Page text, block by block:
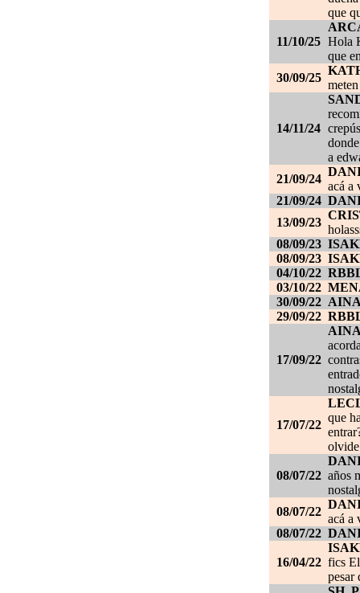
que
11/10/25 Hola
que
30/09/25
14/11/24
a
21/09/24
acá a
21/09/24
13/09/23
08/09/23
08/09/23
04/10/22
03/10/22
30/09/22
29/09/22
17/09/22
17/07/22
que
08/07/22 años
08/07/22
acá a
08/07/22
16/04/22 fics
pesar